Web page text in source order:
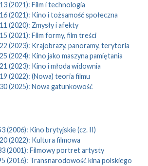
(2021): Film i technologia
(2021): Kino i tożsamość społeczna
(2020): Zmysły i afekty
(2021): Film formy, film treści
(2023): Krajobrazy, panoramy, terytoria
(2024): Kino jako maszyna pamiętania
(2023): Kino i młoda widownia
(2022): (Nowa) teoria filmu
(2025): Nowa gatunkowość
(2006): Kino brytyjskie (cz. II)
(2022): Kultura filmowa
(2001): Filmowy portret artysty
(2016): Transnarodowość kina polskiego